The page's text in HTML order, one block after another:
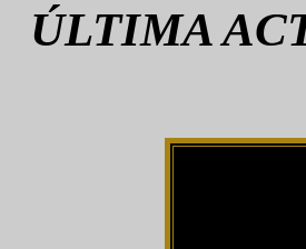
ÚLTIMA